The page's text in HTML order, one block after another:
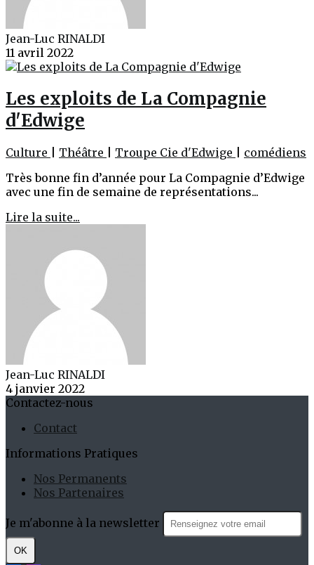
Jean-Luc RINALDI
11 avril 2022
Les exploits de La Compagnie
d'Edwige
Culture Théâtre Troupe Cie d'Edwige
comédiens
Très bonne fin d’année pour La Compagnie d’Edwige
avec une fin de semaine de représentations...
Lire la suite...
Jean-Luc RINALDI
4 janvier 2022
Contactez-nous
Contact
Informations Pratiques
Nos Permanents
Nos Partenaires
Je m'abonne à la newsletter
OK